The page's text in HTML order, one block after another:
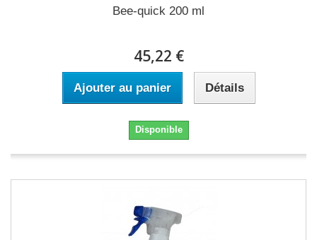
Bee-quick 200 ml
45,22 €
Ajouter au panier Détails
Disponible